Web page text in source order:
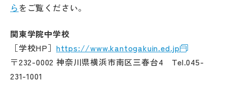
ら をご覧ください。
関東学院中学校
［学校HP］ https://www.kantogakuin.ed.jp
〒232-0002 神奈川県横浜市南区三春台4 Tel.045-
231-1001